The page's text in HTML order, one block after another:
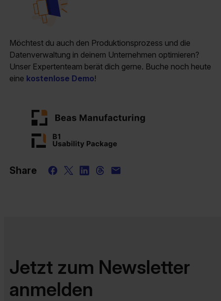
Möchtest du auch den Produktionsprozess und die
Datenverwaltung in deinem Unternehmen optimieren?
Unser Expertenteam berät dich gerne. Buche noch heute
eine kostenlose Demo!
Share
Jetzt zum Newsletter
anmelden